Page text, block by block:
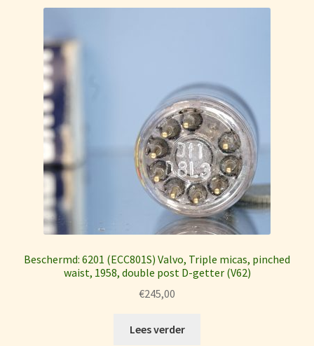
Beschermd: 6201 (ECC801S) Valvo, Triple micas, pinched
waist, 1958, double post D-getter (V62)
€245,00
Lees verder